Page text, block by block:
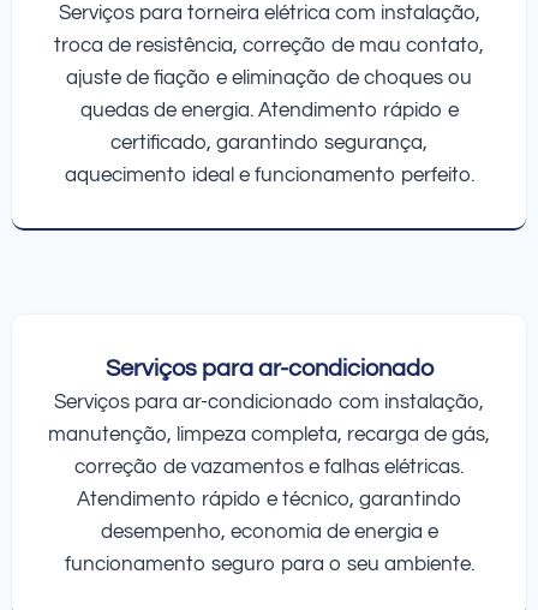
Serviços para torneira elétrica com instalação,
troca de resistência, correção de mau contato,
ajuste de fiação e eliminação de choques ou
quedas de energia. Atendimento rápido e
certificado, garantindo segurança,
aquecimento ideal e funcionamento perfeito.
Serviços para ar-condicionado
Serviços para ar-condicionado com instalação,
manutenção, limpeza completa, recarga de gás,
correção de vazamentos e falhas elétricas.
Atendimento rápido e técnico, garantindo
desempenho, economia de energia e
funcionamento seguro para o seu ambiente.